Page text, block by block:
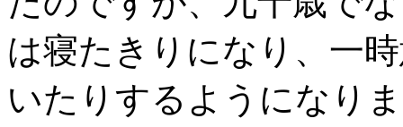
は寝たきりになり、一
いたりするようになり